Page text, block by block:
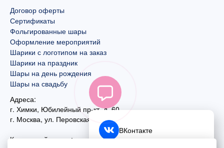
Договор оферты
Сертификаты
Фольгированные шары
Оформление мероприятий
Шарики с логотипом на заказ
Шарики на праздник
Шары на день рождения
Шары на свадьбу
Адреса:
г. Химки, Юбилейный пр-кт, д. 60
г. Москва, ул. Перовская, д. 59
Контактный номер:
ВКонтакте